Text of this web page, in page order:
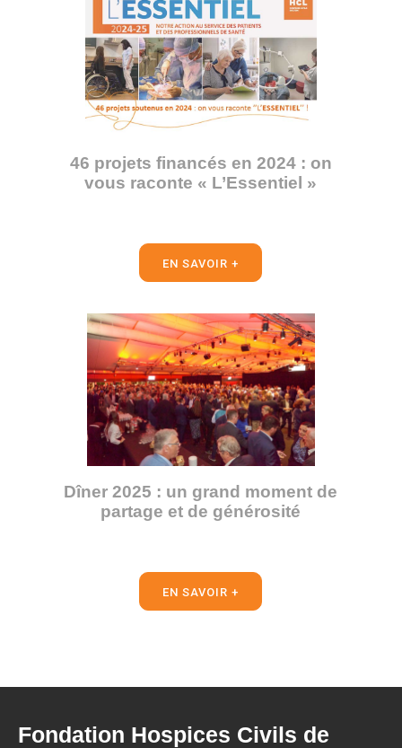
46 projets financés en 2024 : on
vous raconte « L’Essentiel »
EN SAVOIR +
Dîner 2025 : un grand moment de
partage et de générosité
EN SAVOIR +
Fondation Hospices Civils de